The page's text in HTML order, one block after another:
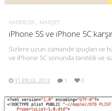
HABERLER MANŞET
iPhone 5S ve iPhone 5C
Sizlere uzun zamandır ipuçları ve
ve iPhone 5C sonunda tanıtıldı ve
11 EYLÜL 2013 1 0